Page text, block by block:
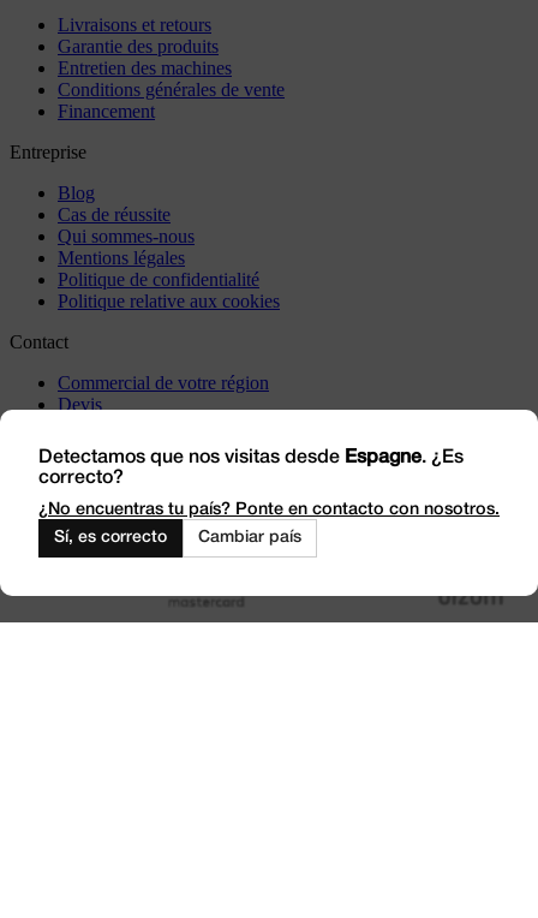
Livraisons et retours
Garantie des produits
Entretien des machines
Conditions générales de vente
Financement
Entreprise
Blog
Cas de réussite
Qui sommes-nous
Mentions légales
Politique de confidentialité
Politique relative aux cookies
Contact
Commercial de votre région
Devis
Rendez-nous visite
Travaillez avec nous
Outlet
Detectamos que nos visitas desde Espagne. ¿Es
correcto?
¿No encuentras tu país? Ponte en contacto con nosotros.
Sí, es correcto
Cambiar país